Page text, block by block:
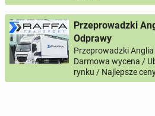
Numer telefon wg wzoru NR KIERUNKOWY
+44 7123456789 lub +48 221234567
Pytanie aktywujące
Przeprowadzki
Odprawy
Przeprowadzki
Darmowa wycena /
rynku / Najlepsze